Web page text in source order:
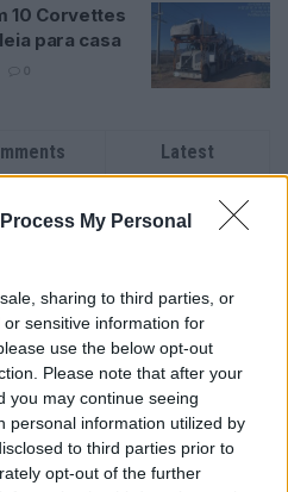
My Personal
sharing to third parties, or
sensitive information for
use the below opt-out
Please note that after your
you may continue seeing
personal information utilized by
to third parties prior to
opt-out of the further
10 Corvettes
para casa
0
Latest
911 Carrera RS 2.7 Safari
comprar
– Nunca vimos
português continua à venda